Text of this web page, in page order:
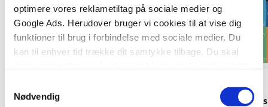
optimere vores reklametiltag på sociale medier og
Google Ads. Herudover bruger vi cookies til at vise dig
funktioner til brug i forbindelse med sociale medier. Du
kan til enhver tid trække dit samtykke tilbage. Du skal
tilbagetrækker et samtykke.
Nødvendig
Pixi®-serie 137: Frost (kolli 48)
Pixi®-serie 138: